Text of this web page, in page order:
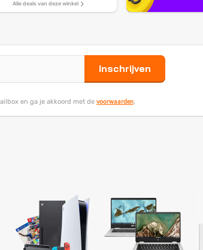
Alle deals van deze winkel
Inschrijven
en ga je akkoord met de voorwaarden.